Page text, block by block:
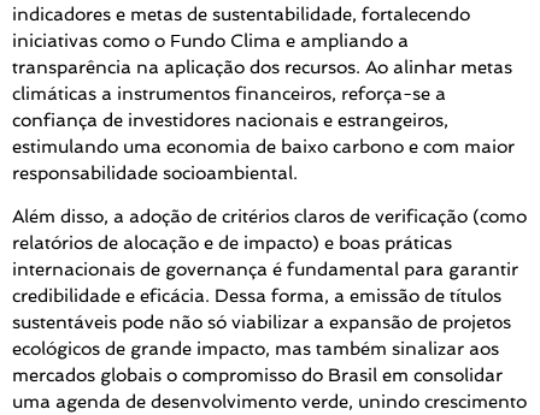
indicadores e metas de sustentabilidade, fortalecendo
iniciativas como o Fundo Clima e ampliando a
transparência na aplicação dos recursos. Ao alinhar metas
climáticas a instrumentos financeiros, reforça-se a
confiança de investidores nacionais e estrangeiros,
estimulando uma economia de baixo carbono e com maior
responsabilidade socioambiental.
Além disso, a adoção de critérios claros de verificação (como
relatórios de alocação e de impacto) e boas práticas
internacionais de governança é fundamental para garantir
credibilidade e eficácia. Dessa forma, a emissão de títulos
sustentáveis pode não só viabilizar a expansão de projetos
ecológicos de grande impacto, mas também sinalizar aos
mercados globais o compromisso do Brasil em consolidar
uma agenda de desenvolvimento verde, unindo crescimento